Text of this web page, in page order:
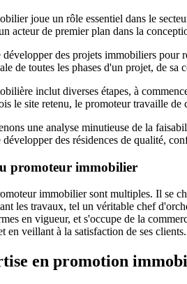
joue un rôle essentiel dans le
acteur de premier plan dans la
développer des projets immobiliers pour
de toutes les phases d'un projet, de sa
inclut diverses étapes, à
le site retenu, le promoteur travaille de
une analyse minutieuse de la
des résidences de qualité,
promoteur immobilier
immobilier sont multiples. Il se
les travaux, tel un véritable chef
en vigueur, et s'occupe de la
en veillant à la satisfaction de ses clients.
en promotion